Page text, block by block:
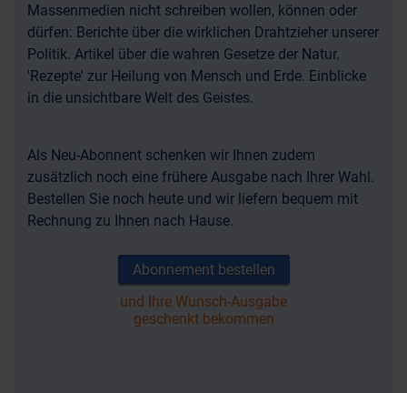
Massenmedien nicht schreiben wollen, können oder
dürfen: Berichte über die wirklichen Drahtzieher unserer
Politik. Artikel über die wahren Gesetze der Natur.
'Rezepte' zur Heilung von Mensch und Erde. Einblicke
in die unsichtbare Welt des Geistes.
Als Neu-Abonnent schenken wir Ihnen zudem
zusätzlich noch eine frühere Ausgabe nach Ihrer Wahl.
Bestellen Sie noch heute und wir liefern bequem mit
Rechnung zu Ihnen nach Hause.
Abonnement bestellen
und Ihre Wunsch-Ausgabe
geschenkt bekommen